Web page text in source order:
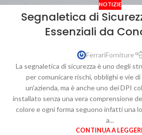
NOTIZIE
Segnaletica di
Essenziali da
FerrariForniture
La segnaletica di sicurezza è uno degli
per comunicare rischi, obblighi e vie
un'azienda, ma è anche uno dei DPI
installato senza una vera comprensione
colore e ogni forma seguono infatti una
a...
CONTINUA A